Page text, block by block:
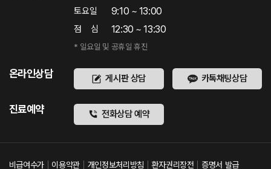
토요일 9:10 ~ 13:00
점 심 12:30 ~ 13:30
* 일요일 및 공휴일 휴진
온라인상담 게시판 상담 카톡채팅상담
진료예약 전화상담 예약
비급여수가 이용약관 개인정보처리방침 환자권리장전 증명서 발급